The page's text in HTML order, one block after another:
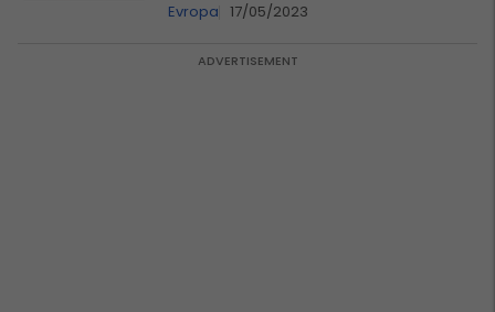
Evropa 17/05/2023